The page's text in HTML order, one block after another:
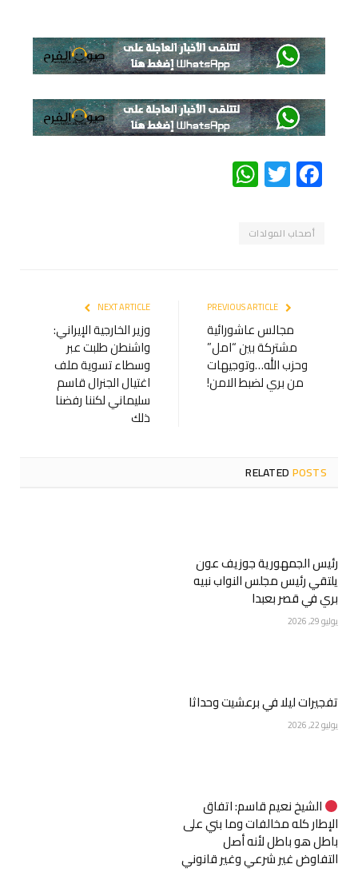
Facebook
Twitter
WhatsApp
أصحاب المولدات
مجالس عاشورائية
مشتركة بين “امل”
وحزب الله…وتوجيهات
من بري لضبط الامن!
NEXT ARTICLE
وزير الخارجية الإيراني:
واشنطن طلبت عبر
وسطاء تسوية ملف
اغتيال الجنرال قاسم
سليماني لكننا رفضنا
ذلك
RELATEDPOSTS
رئيس الجمهورية جوزيف عون
يلتقي رئيس مجلس النواب نبيه
بري في قصر بعبدا
يوليو 29, 2026
تفجيرات ليلا في برعشيت وحداثا
يوليو 22, 2026
الشيخ نعيم قاسم: اتفاق
الإطار كله مخالفات وما بني على
باطل هو باطل لأنه أصل
التفاوض غير شرعي وغير قانوني